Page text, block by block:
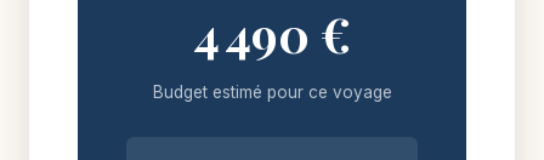
4 490 €
Budget estimé pour ce voyage